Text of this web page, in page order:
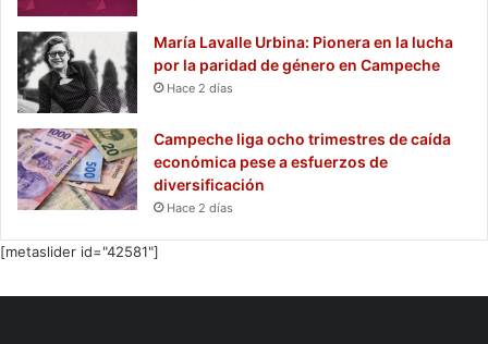
María Lavalle Urbina: Pionera en la lucha
por la paridad de género en Campeche
Hace 2 días
Campeche liga ocho trimestres de caída
económica pese a esfuerzos de
diversificación
Hace 2 días
[metaslider id="42581"]